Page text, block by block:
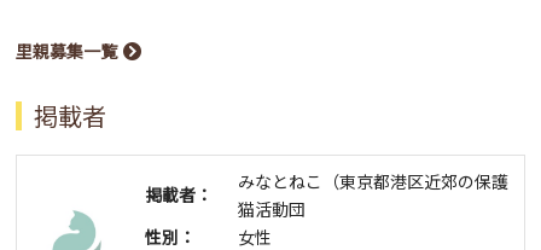
里親募集一覧
掲載者
掲載者：
みなとねこ（東京都港区近郊の保護
猫活動団
性別：
女性